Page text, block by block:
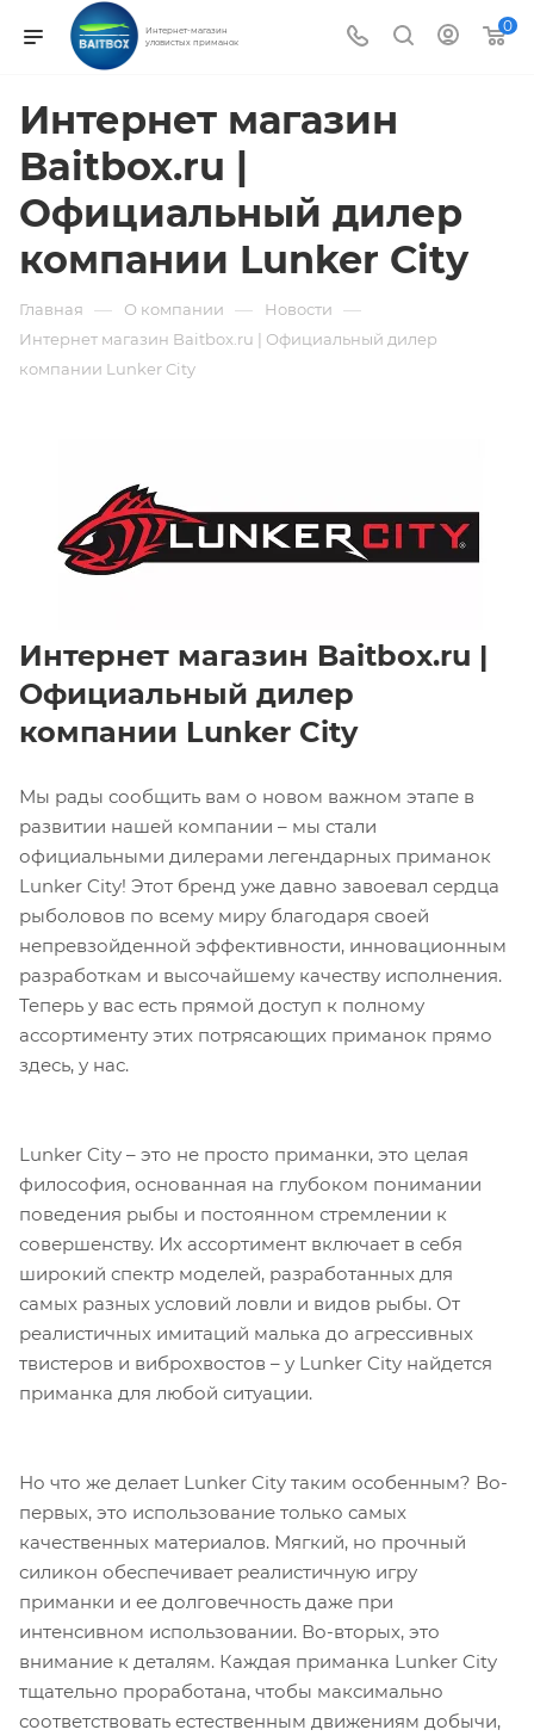
Интернет-магазин
уловистых приманок
0
Интернет магазин
Baitbox.ru |
Официальный дилер
компании Lunker City
Главная — О компании — Новости —
Интернет магазин Baitbox.ru | Официальный дилер
компании Lunker City
Интернет магазин Baitbox.ru |
Официальный дилер
компании Lunker City
Мы рады сообщить вам о новом важном этапе в
развитии нашей компании – мы стали
официальными дилерами легендарных приманок
Lunker City! Этот бренд уже давно завоевал сердца
рыболовов по всему миру благодаря своей
непревзойденной эффективности, инновационным
разработкам и высочайшему качеству исполнения.
Теперь у вас есть прямой доступ к полному
ассортименту этих потрясающих приманок прямо
здесь, у нас.
Lunker City – это не просто приманки, это целая
философия, основанная на глубоком понимании
поведения рыбы и постоянном стремлении к
совершенству. Их ассортимент включает в себя
широкий спектр моделей, разработанных для
самых разных условий ловли и видов рыбы. От
реалистичных имитаций малька до агрессивных
твистеров и виброхвостов – у Lunker City найдется
приманка для любой ситуации.
Но что же делает Lunker City таким особенным? Во-
первых, это использование только самых
качественных материалов. Мягкий, но прочный
силикон обеспечивает реалистичную игру
приманки и ее долговечность даже при
интенсивном использовании. Во-вторых, это
внимание к деталям. Каждая приманка Lunker City
тщательно проработана, чтобы максимально
соответствовать естественным движениям добычи,